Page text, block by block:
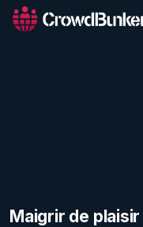
Maigrir de